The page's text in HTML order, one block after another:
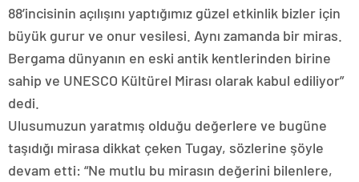
88’incisinin açılışını yaptığımız güzel etkinlik bizler için
büyük gurur ve onur vesilesi. Aynı zamanda bir miras.
Bergama dünyanın en eski antik kentlerinden birine
sahip ve UNESCO Kültürel Mirası olarak kabul ediliyor”
dedi.
Ulusumuzun yaratmış olduğu değerlere ve bugüne
taşıdığı mirasa dikkat çeken Tugay, sözlerine şöyle
devam etti: “Ne mutlu bu mirasın değerini bilenlere,